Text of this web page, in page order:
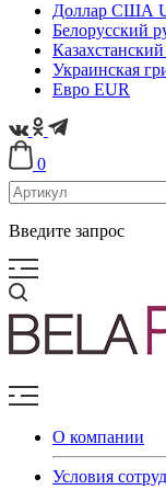
Доллар США
Белорусский
Казахстанский
Украинская
Евро EUR
0
Введите запрос
О компании
Условия